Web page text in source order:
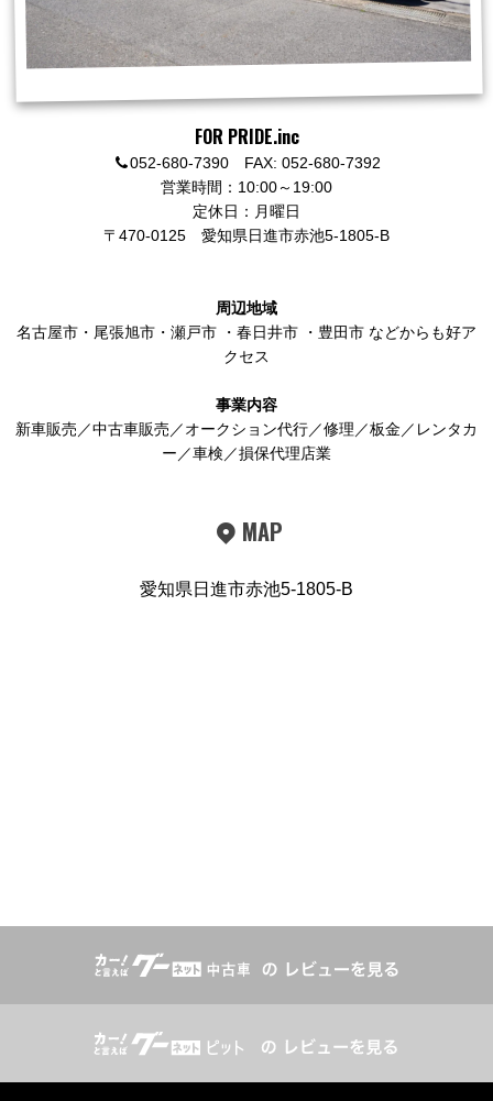
FOR PRIDE.inc
052-680-7390 FAX: 052-680-7392
営業時間：10:00～19:00
定休日：月曜日
〒470-0125 愛知県日進市赤池5-1805-B
周辺地域
名古屋市 ・ 尾張旭市 ・ 瀬戸市 ・ 春日井市 ・ 豊田市 などからも好ア
クセス
事業内容
新車販売／中古車販売／オークション代行／修理／板金／レンタカ
ー／車検／損保代理店業
MAP
愛知県日進市赤池5-1805-B